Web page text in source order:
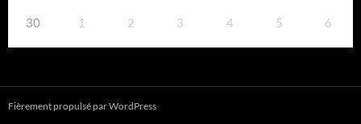
30 1 2 3 4 5 6
Fièrement propulsé par WordPress